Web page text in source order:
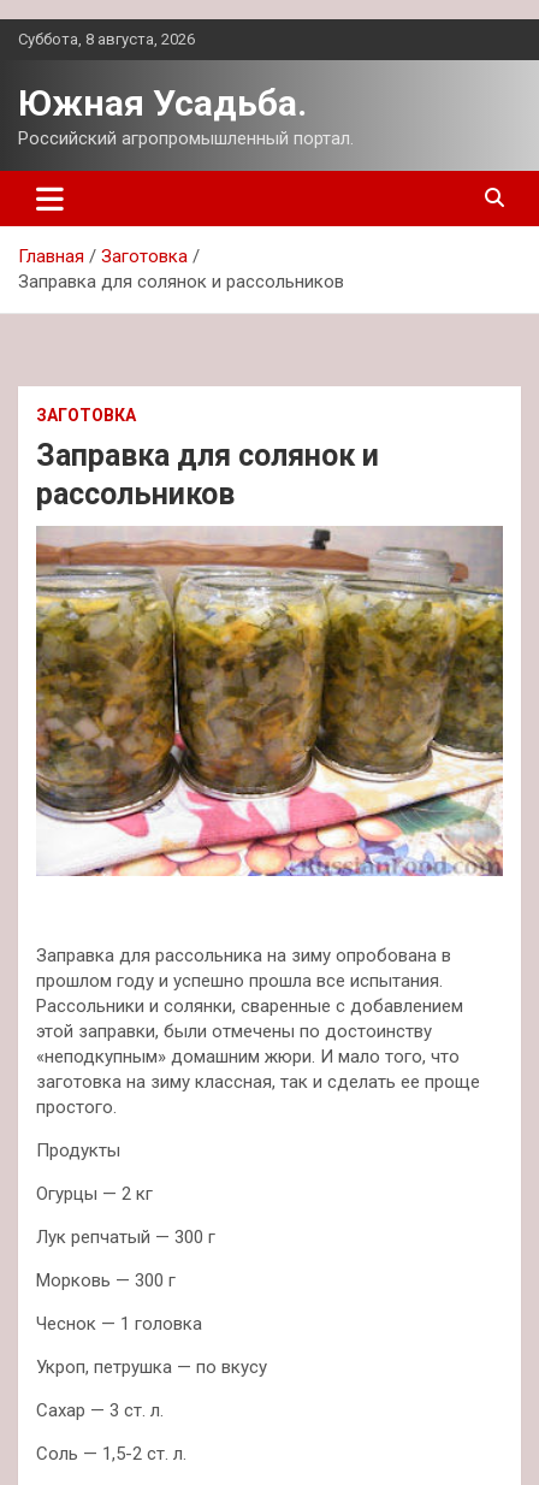
Перейти
Суббота, 8 августа, 2026
Южная Усадьба.
Российский агропромышленный портал.
Главная
Заготовка
Заправка для солянок и рассольников
ЗАГОТОВКА
Заправка для солянок и
рассольников
Заправка для рассольника на зиму опробована в
прошлом году и успешно прошла все испытания.
Рассольники и солянки, сваренные с добавлением
этой заправки, были отмечены по достоинству
«неподкупным» домашним жюри. И мало того, что
заготовка на зиму классная, так и сделать ее проще
простого.
Продукты
Огурцы — 2 кг
Лук репчатый — 300 г
Морковь — 300 г
Чеснок — 1 головка
Укроп, петрушка — по вкусу
Сахар — 3 ст. л.
Соль — 1,5-2 ст. л.